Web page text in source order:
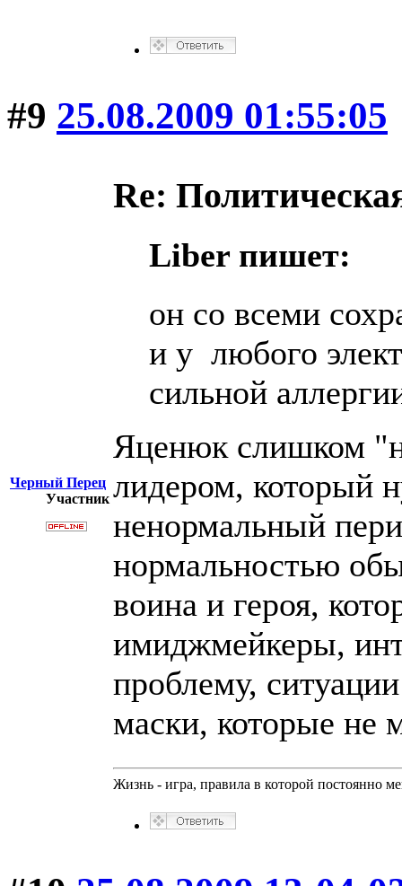
#9 25.08.2009 01:55:05
Черный Перец
Участник
Re:
Liber пишет:
он со всеми
и у любого
сильной
Яценюк слишком
лидером, который
ненормальный
нормальностью
воина и героя,
имиджмейкеры,
проблему,
маски, которые не
Жизнь - игра, правила в которой постоянно